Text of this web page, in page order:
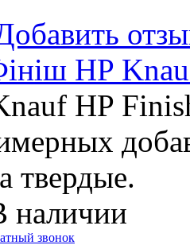
HP
HP
твердые.
наличии
звонок